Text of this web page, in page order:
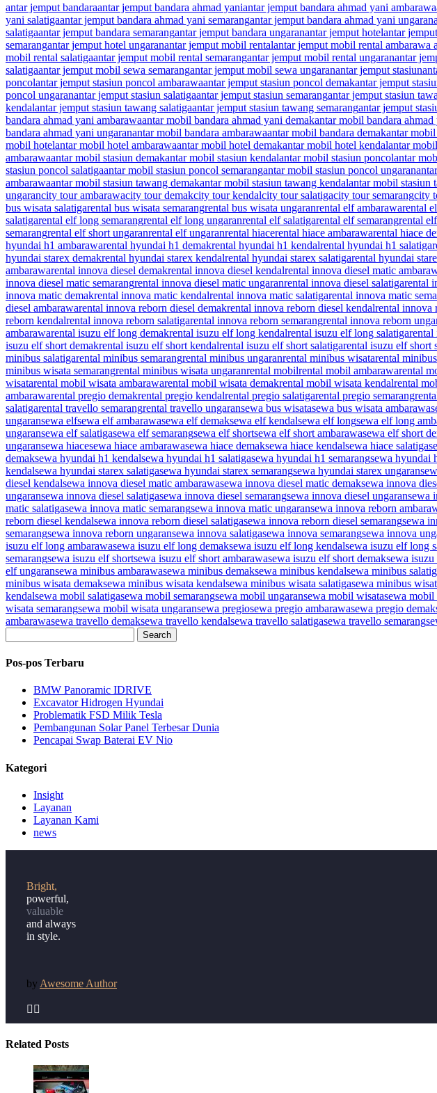
antar jemput bandaraantar jemput bandara ahmad yaniantar jemput bandara ahmad yani ambarawa
yani salatigaantar jemput bandara ahmad yani semarangantar jemput bandara ahmad yani ungaran
salatigaantar jemput bandara semarangantar jemput bandara ungaranantar jemput hotelantar
semarangantar jemput hotel ungaranantar jemput mobil rentalantar jemput mobil rental ambarawa
mobil rental salatigaantar jemput mobil rental semarangantar jemput mobil rental ungaranantar
salatigaantar jemput mobil sewa semarangantar jemput mobil sewa ungaranantar jemput stasiun
poncolantar jemput stasiun poncol ambarawaantar jemput stasiun poncol demakantar jemput
poncol ungaranantar jemput stasiun salatigaantar jemput stasiun semarangantar jemput stasiun
kendalantar jemput stasiun tawang salatigaantar jemput stasiun tawang semarangantar jemput
bandara ahmad yani ambarawaantar mobil bandara ahmad yani demakantar mobil bandara
bandara ahmad yani ungaranantar mobil bandara ambarawaantar mobil bandara demakantar
mobil hotelantar mobil hotel ambarawaantar mobil hotel demakantar mobil hotel kendalantar
ambarawaantar mobil stasiun demakantar mobil stasiun kendalantar mobil stasiun poncolantar
stasiun poncol salatigaantar mobil stasiun poncol semarangantar mobil stasiun poncol ungaran
ambarawaantar mobil stasiun tawang demakantar mobil stasiun tawang kendalantar mobil stasiun
ungarancity tour ambarawacity tour demakcity tour kendalcity tour salatigacity tour semarangcity
bus wisata salatigarental bus wisata semarangrental bus wisata ungaranrental elf ambarawarental
salatigarental elf long semarangrental elf long ungaranrental elf salatigarental elf semarangrental
semarangrental elf short ungaranrental elf ungaranrental hiacerental hiace ambarawarental hiace
hyundai h1 ambarawarental hyundai h1 demakrental hyundai h1 kendalrental hyundai h1 salatiga
hyundai starex demakrental hyundai starex kendalrental hyundai starex salatigarental hyundai
ambarawarental innova diesel demakrental innova diesel kendalrental innova diesel matic
innova diesel matic semarangrental innova diesel matic ungaranrental innova diesel salatigarental
innova matic demakrental innova matic kendalrental innova matic salatigarental innova matic
diesel ambarawarental innova reborn diesel demakrental innova reborn diesel kendalrental innova
reborn kendalrental innova reborn salatigarental innova reborn semarangrental innova reborn
ambarawarental isuzu elf long demakrental isuzu elf long kendalrental isuzu elf long salatigarental
isuzu elf short demakrental isuzu elf short kendalrental isuzu elf short salatigarental isuzu elf short
minibus salatigarental minibus semarangrental minibus ungaranrental minibus wisatarental
minibus wisata semarangrental minibus wisata ungaranrental mobilrental mobil ambarawarental
wisatarental mobil wisata ambarawarental mobil wisata demakrental mobil wisata kendalrental
ambarawarental pregio demakrental pregio kendalrental pregio salatigarental pregio semarang
salatigarental travello semarangrental travello ungaransewa bus wisatasewa bus wisata ambarawa
ungaransewa elfsewa elf ambarawasewa elf demaksewa elf kendalsewa elf longsewa elf long
ungaransewa elf salatigasewa elf semarangsewa elf shortsewa elf short ambarawasewa elf short
ungaransewa hiacesewa hiace ambarawasewa hiace demaksewa hiace kendalsewa hiace salatiga
demaksewa hyundai h1 kendalsewa hyundai h1 salatigasewa hyundai h1 semarangsewa hyundai
kendalsewa hyundai starex salatigasewa hyundai starex semarangsewa hyundai starex ungaran
diesel kendalsewa innova diesel matic ambarawasewa innova diesel matic demaksewa innova
ungaransewa innova diesel salatigasewa innova diesel semarangsewa innova diesel ungaransewa
matic salatigasewa innova matic semarangsewa innova matic ungaransewa innova reborn
reborn diesel kendalsewa innova reborn diesel salatigasewa innova reborn diesel semarangsewa
semarangsewa innova reborn ungaransewa innova salatigasewa innova semarangsewa innova
isuzu elf long ambarawasewa isuzu elf long demaksewa isuzu elf long kendalsewa isuzu elf long
semarangsewa isuzu elf shortsewa isuzu elf short ambarawasewa isuzu elf short demaksewa
elf ungaransewa minibus ambarawasewa minibus demaksewa minibus kendalsewa minibus
minibus wisata demaksewa minibus wisata kendalsewa minibus wisata salatigasewa minibus
kendalsewa mobil salatigasewa mobil semarangsewa mobil ungaransewa mobil wisatasewa mobil
wisata semarangsewa mobil wisata ungaransewa pregiosewa pregio ambarawasewa pregio demak
ambarawasewa travello demaksewa travello kendalsewa travello salatigasewa travello semarang
Search
Pos-pos Terbaru
BMW Panoramic IDRIVE
Excavator Hidrogen Hyundai
Problematik FSD Milik Tesla
Pembangunan Solar Panel Terbesar Dunia
Pencapai Swap Baterai EV Nio
Kategori
Insight
Layanan
Layanan Kami
news
Bright,
powerful,
valuable
and always
in style.
by Awesome Author
 
Related Posts